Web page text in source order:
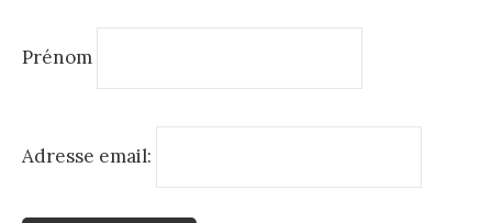
Prénom
Adresse email: